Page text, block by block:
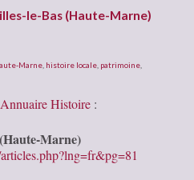
le-Bas (Haute-Marne)
Marne histoire locale patrimoine
Annuaire Histoire :
Marne)